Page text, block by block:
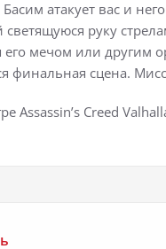
атакует вас и
руку
его мечом или
финальная сцена.
Assassin’s Creed